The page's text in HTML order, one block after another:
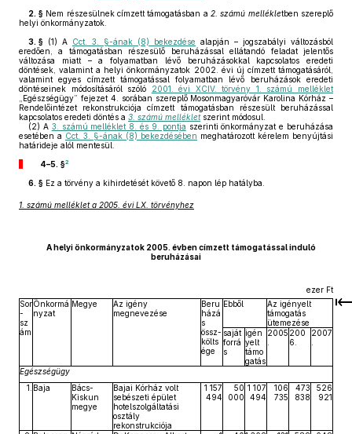
2. § Nem részesülnek címzett támogatásban a 2. számú mellékletben szereplő
helyi önkormányzatok.
3. § (1) A Cct. 3. §-ának (8) bekezdése alapján – jogszabályi változásból
eredően, a támogatásban részesülő beruházással ellátandó feladat jelentős
változása miatt – a folyamatban lévő beruházásokkal kapcsolatos eredeti
döntések, valamint a helyi önkormányzatok 2002. évi új címzett támogatásáról,
valamint egyes címzett támogatással folyamatban lévő beruházások eredeti
döntéseinek módosításáról szóló
2001. évi XCIV. törvény 1. számú melléklet
„Egészségügy” fejezet 4. sorában szereplő Mosonmagyaróvár Karolina Kórház –
Rendelőintézet rekonstrukciója címzett támogatásban részesült beruházással
kapcsolatos eredeti döntés a 3. számú mellékletszerint módosul.
(2) A 3. számú melléklet 8. és 9. pontja szerinti önkormányzat e beruházása
esetében a Cct. 3. §-ának (8) bekezdésében meghatározott kérelem benyújtási
határideje alól mentesül.
4–5. §2
6. § Ez a törvény a kihirdetését követő 8. napon lép hatályba.
1. számú melléklet a 2005. évi LX. törvényhez
A helyi önkormányzatok 2005. évben címzett támogatással induló
beruházásai
ezer Ft
Sor
-
sz
ám
Önkormá
nyzat
Megye
Az igény
megnevezése
Beru
házá
s
össz-
költs
ége
Ebből
Az igényelt
támogatás
ütemezése
saját
forrá
s
igén
yelt
támo
gatás
2005 200
6.
2007
Egészségügy
1. Baja
Bács-
Kiskun
megye
Bajai Kórház volt
sebészeti épület
hotelszolgáltatási
osztály
rekonstrukciója
1 157
494
50
000
1 107
494
106
735
473
838
526
921